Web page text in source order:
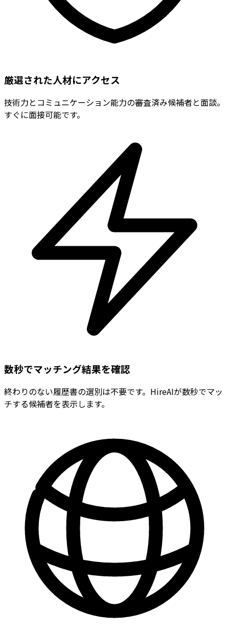
厳選された人材にアクセス
技術力とコミュニケーション能力の審査済み候補者と面談。
すぐに面接可能です。
数秒でマッチング結果を確認
終わりのない履歴書の選別は不要です。HireAIが数秒でマッ
チする候補者を表示します。